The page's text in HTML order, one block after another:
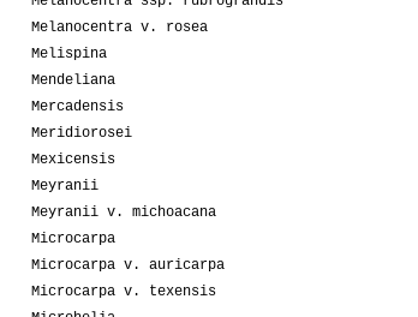
Melanocentra v. rosea
Melispina
Mendeliana
Mercadensis
Meridiorosei
Mexicensis
Meyranii
Meyranii v. michoacana
Microcarpa
Microcarpa v. auricarpa
Microcarpa v. texensis